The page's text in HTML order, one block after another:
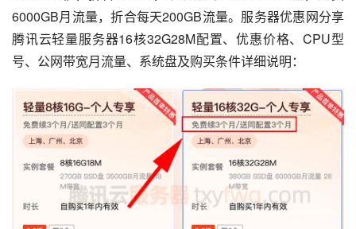
6000GB月流量，折合每天200GB流量。服务器优惠网分享
腾讯云轻量服务器16核32G28M配置、优惠价格、CPU型
号、公网带宽月流量、系统盘及购买条件详细说明：